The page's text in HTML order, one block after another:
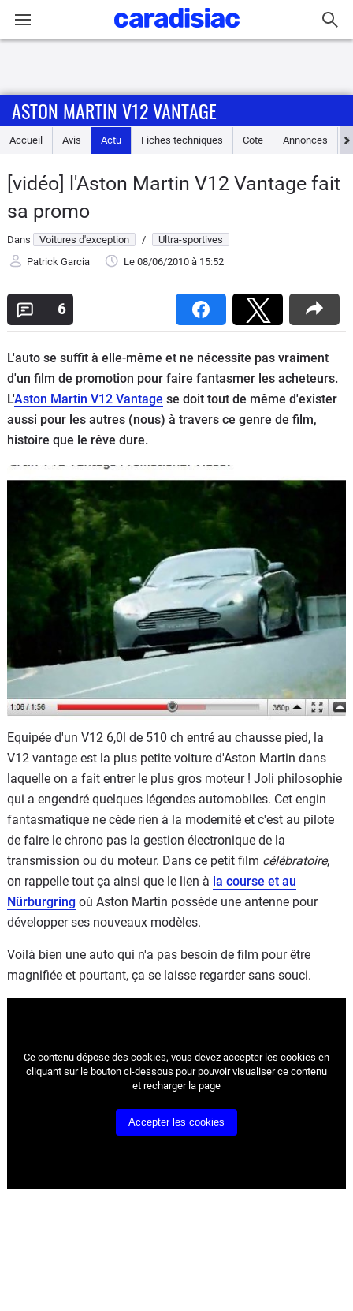
Accueil
Essais
Guide
d'achat
Electriques
Utilitaires
Flottes
Auto
Services
Forum
Moto
Marques
ASTON MARTIN V12 VANTAGE
Accueil Avis Actu Fiches techniques Cote Annonces
[vidéo] l'Aston Martin V12 Vantage fait
sa promo
Dans Voitures d'exception /
Ultra-sportives
Patrick Garcia
Le 08/06/2010 à 15:52
6
L'auto se suffit à elle-même et ne nécessite pas vraiment
d'un film de promotion pour faire fantasmer les acheteurs.
L'Aston Martin V12 Vantage se doit tout de même d'exister
aussi pour les autres (nous) à travers ce genre de film,
histoire que le rêve dure.
Equipée d'un V12 6,0l de 510 ch entré au chausse pied, la
V12 vantage est la plus petite voiture d'Aston Martin dans
laquelle on a fait entrer le plus gros moteur ! Joli philosophie
qui a engendré quelques légendes automobiles. Cet engin
fantasmatique ne cède rien à la modernité et c'est au pilote
de faire le chrono pas la gestion électronique de la
transmission ou du moteur. Dans ce petit film célébratoire,
on rappelle tout ça ainsi que le lien à la course et au
Nürburgring où Aston Martin possède une antenne pour
développer ses nouveaux modèles.
Voilà bien une auto qui n'a pas besoin de film pour être
magnifiée et pourtant, ça se laisse regarder sans souci.
Ce contenu dépose des cookies, vous devez accepter les cookies en
cliquant sur le bouton ci-dessous pour pouvoir visualiser ce contenu
et recharger la page
Accepter les cookies